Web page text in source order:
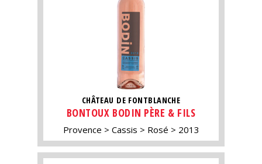
CHÂTEAU DE FONTBLANCHE
BONTOUX BODIN PÈRE & FILS
Provence Cassis Rosé 2013